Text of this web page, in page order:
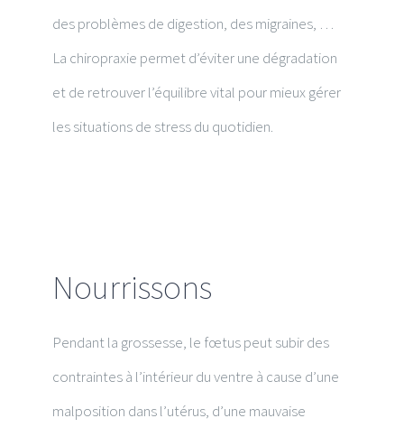
des problèmes de digestion, des migraines, …
La chiropraxie permet d’éviter une dégradation
et de retrouver l’équilibre vital pour mieux gérer
les situations de stress du quotidien.
Nourrissons
Pendant la grossesse, le fœtus peut subir des
contraintes à l’intérieur du ventre à cause d’une
malposition dans l’utérus, d’une mauvaise